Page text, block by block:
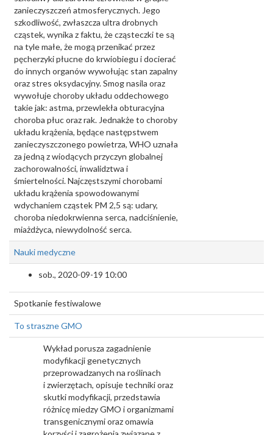
zanieczyszczeń atmosferycznych. Jego
szkodliwość, zwłaszcza ultra drobnych
cząstek, wynika z faktu, że cząsteczki te są
na tyle małe, że mogą przenikać przez
pęcherzyki płucne do krwiobiegu i docierać
do innych organów wywołując stan zapalny
oraz stres oksydacyjny. Smog nasila oraz
wywołuje choroby układu oddechowego
takie jak: astma, przewlekła obturacyjna
choroba płuc oraz rak. Jednakże to choroby
układu krążenia, będące następstwem
zanieczyszczonego powietrza, WHO uznała
za jedną z wiodących przyczyn globalnej
zachorowalności, inwalidztwa i
śmiertelności. Najczęstszymi chorobami
układu krążenia spowodowanymi
wdychaniem cząstek PM 2,5 są: udary,
choroba niedokrwienna serca, nadciśnienie,
miażdżyca, niewydolność serca.
Nauki medyczne
sob., 2020-09-19 10:00
Spotkanie festiwalowe
To straszne GMO
Wykład porusza zagadnienie
modyfikacji genetycznych
przeprowadzanych na roślinach
i zwierzętach, opisuje techniki oraz
skutki modyfikacji, przedstawia
różnicę miedzy GMO i organizmami
transgenicznymi oraz omawia